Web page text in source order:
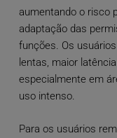
aumentando o risco
adaptação das
funções. Os
lentas, maior
especialmente em
uso intenso.
Para os usuários